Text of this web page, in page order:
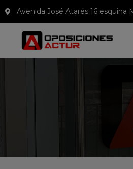
Avenida José Atarés 16 esquina